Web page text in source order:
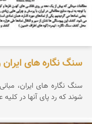
سنگ نگاره های
سنگ
شوند که رد پای آنها در کلیه عرصه های زیستی نیاکان قابل رصد است.